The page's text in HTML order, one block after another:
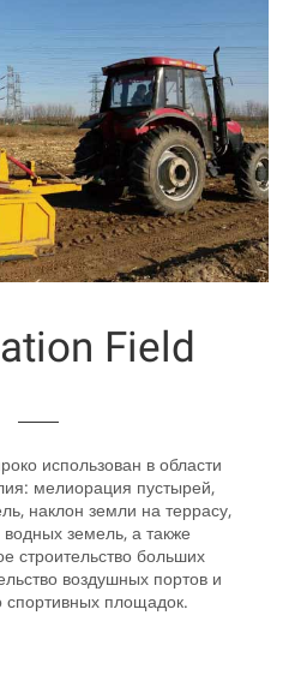
Field
использован в области
мелиорация пустырей,
наклон земли на террасу,
земель, а также
строительство больших
воздушных портов и
спортивных площадок.